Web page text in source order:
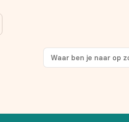
op je eerste aankoop!